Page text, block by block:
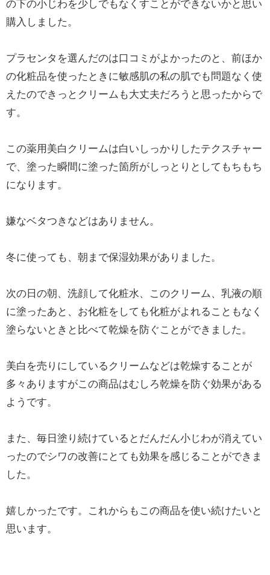
の下の小じわを少しでもなくすことができないかと思い
購入しました。
プラセンタを選んだのは口コミがよかったのと、前ほか
の化粧品を使ったときに敏感肌の私の肌でも問題なく使
えたのできっとクリームも大丈夫だろうと思ったからで
す。
この薬用美白クリームは白いしっかりしたテクスチャー
で、塗った瞬間に塗った箇所がしっとりとしてもちもち
になります。
嫌なベタつきなどはありません。
冬に使っても、朝まで保湿効果がありました。
次の日の朝、洗顔して化粧水、このクリーム、乳液の順
に塗ったあと、お化粧をしても化粧がよれることもなく
塗らないときと比べて乾燥を防ぐことができました。
美白を売りにしているクリームなどは乾燥することが
多々ありますがこの商品はむしろ乾燥を防ぐ効果がある
ようです。
また、毎日塗り続けているとだんだん小じわが消えてい
ったのでシワの改善にとても効果を感じることができま
した。
嬉しかったです。これからもこの商品を使い続けたいと
思います。